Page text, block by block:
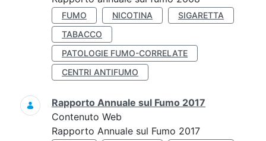
FUMO NICOTINA
SIGARETTA
TABACCO
PATOLOGIE FUMO-CORRELATE
CENTRI ANTIFUMO
Rapporto Annuale sul Fumo 2017
Contenuto Web
Rapporto Annuale sul Fumo 2017